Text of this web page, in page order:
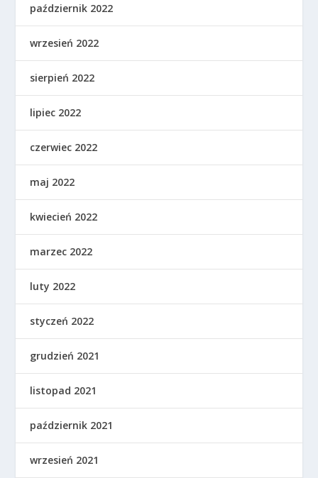
październik 2022
wrzesień 2022
sierpień 2022
lipiec 2022
czerwiec 2022
maj 2022
kwiecień 2022
marzec 2022
luty 2022
styczeń 2022
grudzień 2021
listopad 2021
październik 2021
wrzesień 2021